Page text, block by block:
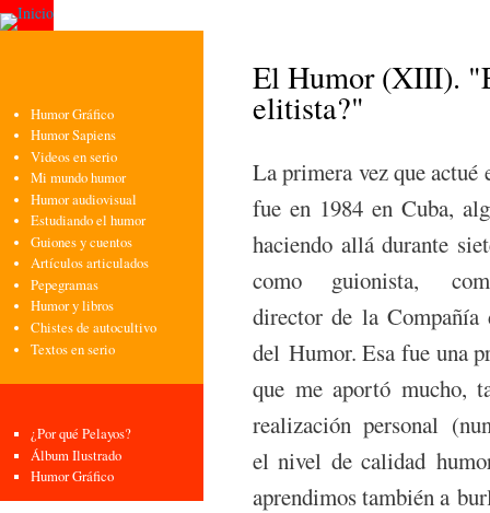
Humor Gráfico
Humor Sapiens
Videos en serio
Mi mundo humor
Humor audiovisual
Estudiando el humor
Guiones y cuentos
Artículos articulados
Pepegramas
Humor y libros
Chistes de autocultivo
Textos en serio
¿Por qué Pelayos?
Álbum Ilustrado
Humor Gráfico
El Humor (XIII).
elitista?"
La primera vez que actué
fue en 1984 en Cuba,
haciendo allá durante
como guionista,
director de la Compañía
del Humor. Esa fue una
que me aportó mucho,
realización personal
el nivel de calidad
aprendimos también a